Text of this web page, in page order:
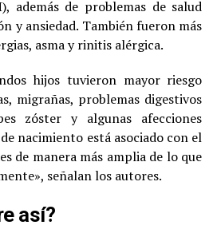
además de problemas de salud
y ansiedad. También fueron más
asma y rinitis alérgica.
hijos tuvieron mayor riesgo
migrañas, problemas digestivos
zóster y algunas afecciones
nacimiento está asociado con el
de manera más amplia de lo que
señalan los autores.
así?